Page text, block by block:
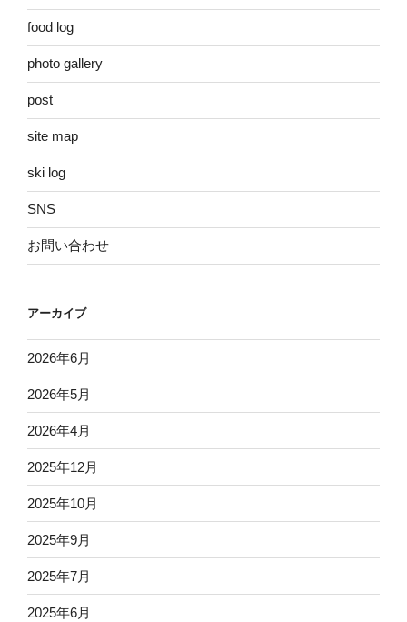
food log
photo gallery
post
site map
ski log
SNS
お問い合わせ
アーカイブ
2026年6月
2026年5月
2026年4月
2025年12月
2025年10月
2025年9月
2025年7月
2025年6月